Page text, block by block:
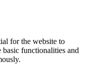
for the website to
functionalities and